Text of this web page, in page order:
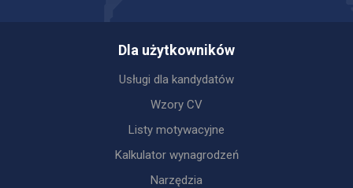
Dla użytkowników
Usługi dla kandydatów
Wzory CV
Listy motywacyjne
Kalkulator wynagrodzeń
Narzędzia